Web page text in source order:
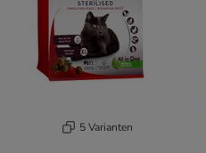
5 Varianten